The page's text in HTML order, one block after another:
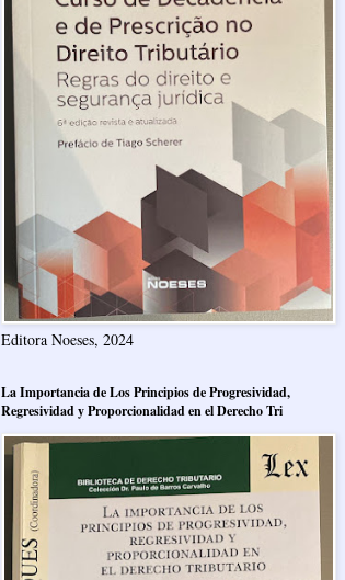
Editora Noeses, 2024
La Importancia de Los Principios de Progresividad,
Regresividad y Proporcionalidad en el Derecho Tri